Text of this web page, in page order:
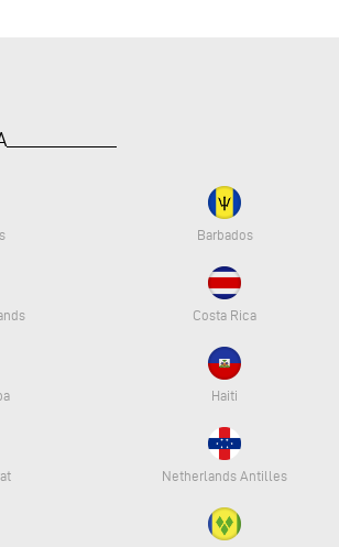
Barbados
Costa Rica
Haiti
Netherlands Antilles